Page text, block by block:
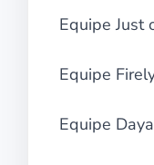
Equipe Just
Equipe
Equipe